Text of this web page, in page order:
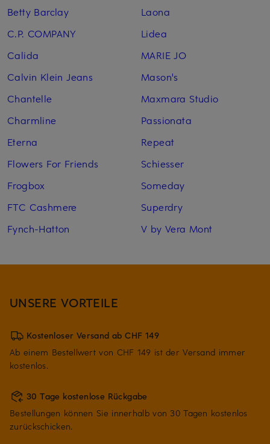
Betty Barclay
C.P. COMPANY
Calida
Calvin Klein Jeans
Chantelle
Charmline
Eterna
Flowers For Friends
Frogbox
FTC Cashmere
Fynch-Hatton
Laona
Lidea
MARIE JO
Mason's
Maxmara Studio
Passionata
Repeat
Schiesser
Someday
Superdry
V by Vera Mont
UNSERE VORTEILE
Kostenloser Versand ab CHF 149
Ab einem Bestellwert von CHF 149 ist der Versand immer
kostenlos.
30 Tage kostenlose Rückgabe
Bestellungen können Sie innerhalb von 30 Tagen kostenlos
zurückschicken.